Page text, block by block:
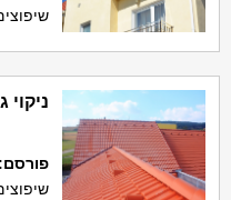
פורסם: